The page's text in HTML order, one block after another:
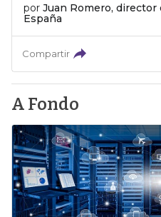
por Juan Romero,
España
Compartir
A Fondo